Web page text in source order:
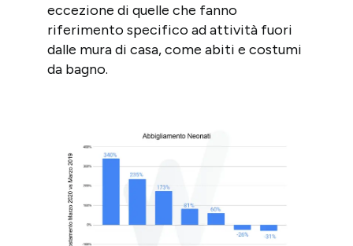
eccezione di quelle che fanno
riferimento specifico ad attività fuori
dalle mura di casa, come abiti e costumi
da bagno.